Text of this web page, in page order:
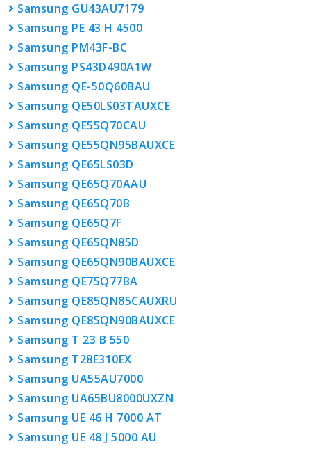
Samsung GU43AU7179
Samsung PE 43 H 4500
Samsung PM43F-BC
Samsung PS43D490A1W
Samsung QE-50Q60BAU
Samsung QE50LS03TAUXCE
Samsung QE55Q70CAU
Samsung QE55QN95BAUXCE
Samsung QE65LS03D
Samsung QE65Q70AAU
Samsung QE65Q70B
Samsung QE65Q7F
Samsung QE65QN85D
Samsung QE65QN90BAUXCE
Samsung QE75Q77BA
Samsung QE85QN85CAUXRU
Samsung QE85QN90BAUXCE
Samsung T 23 B 550
Samsung T28E310EX
Samsung UA55AU7000
Samsung UA65BU8000UXZN
Samsung UE 46 H 7000 AT
Samsung UE 48 J 5000 AU